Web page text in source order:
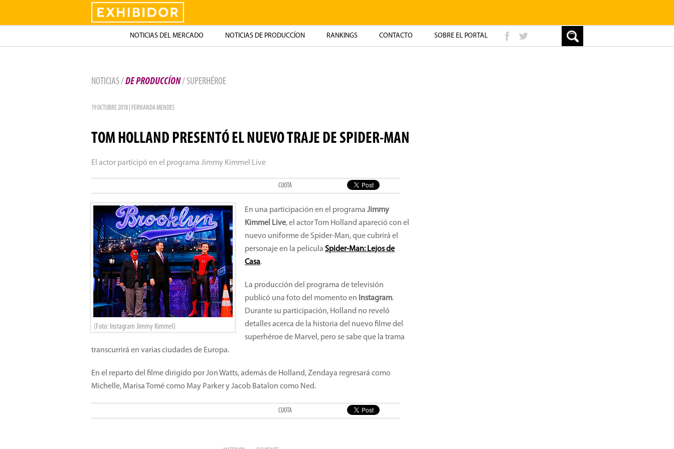
Exhibidor
NOTICIAS DEL MERCADO NOTICIAS DE PRODUCCÍON RANKINGS CONTACTO SOBRE EL PORTAL
NOTICIAS / DE PRODUCCÍON/ SUPERHÉROE
19 OCTUBRE 2018 | FERNANDA MENDES
TOM HOLLAND PRESENTÓ EL NUEVO TRAJE DE SPIDER-MAN
El actor participó en el programa Jimmy Kimmel Live
CUOTA
(Foto: Instagram Jimmy Kimmel)
En una participación en el programa Jimmy
Kimmel Live, el actor Tom Holland apareció con el
nuevo uniforme de Spider-Man, que cubrirá el
personaje en la película Spider-Man: Lejos de
Casa.
La producción del programa de televisión
publicó una foto del momento en Instagram.
Durante su participación, Holland no reveló
detalles acerca de la historia del nuevo filme del
superhéroe de Marvel, pero se sabe que la trama
transcurrirá en varias ciudades de Europa.
En el reparto del filme dirigido por Jon Watts, además de Holland, Zendaya regresará como
Michelle, Marisa Tomé como May Parker y Jacob Batalon como Ned.
CUOTA